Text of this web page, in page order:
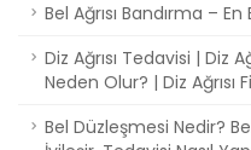
Bel Ağrısı Bandırma –
Diz Ağrısı Tedavisi | Diz
Neden Olur? | Diz
Bel Düzleşmesi Nedir?